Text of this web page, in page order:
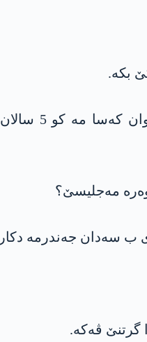
بکە.
نە ژ ئالیێ قانوونی
مەجلیسێ؟
ب سەدان جەندرمە
گرتنێ ڤەکە.